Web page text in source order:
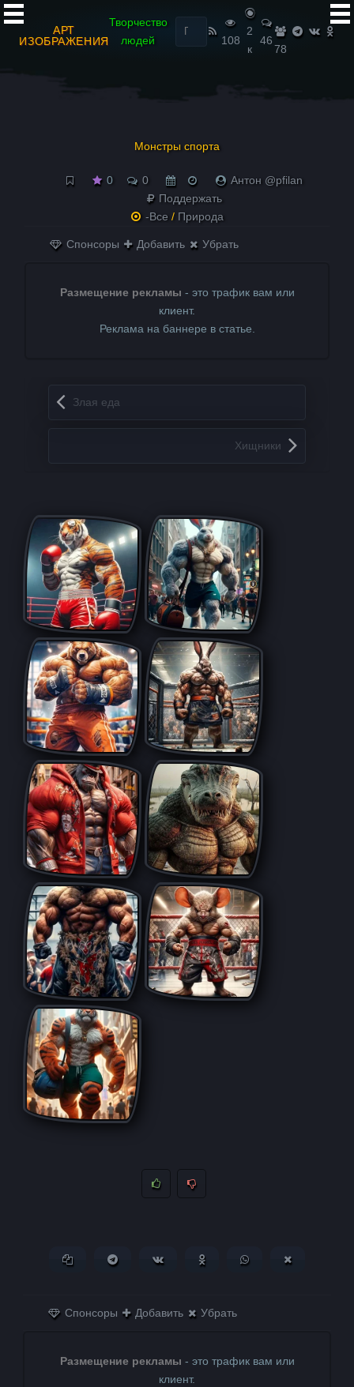
АРТ
ИЗОБРАЖЕНИЯ
Творчество
людей
Найти:
108
2
к
46
78
Монстры спорта
0 0
Антон @pfilan
Поддержать
-Все / Природа
Спонсоры Добавить Убрать
Размещение рекламы - это трафик вам или
клиент.
Реклама на баннере в статье.
Запись навигация
Злая еда
Хищники
Копировать ссылкуПоделиться в Telegram
Поделиться ВКонтактеПоделиться в
Поделиться в
Спонсоры Добавить Убрать
Размещение рекламы - это трафик вам или
клиент.